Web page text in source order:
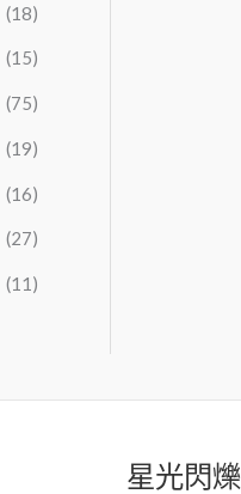
(18)
(15)
(75)
(19)
(16)
(27)
(11)
星光閃爍